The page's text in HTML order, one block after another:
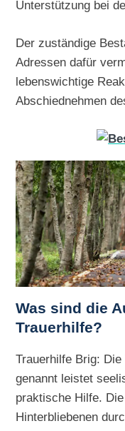
Unterstützung bei
Der zuständige
Adressen dafür
lebenswichtige
Abschiednehmen
Was sind die
Trauerhilfe?
Trauerhilfe Brig:
genannt leistet
praktische Hilfe.
Hinterbliebenen